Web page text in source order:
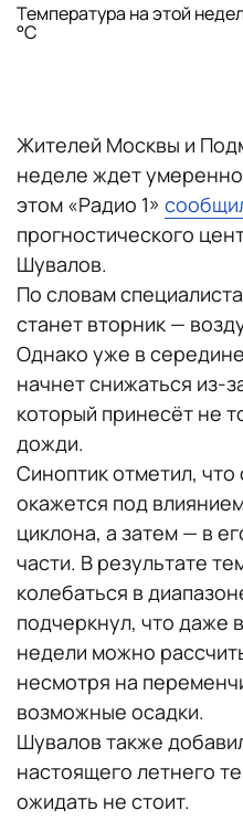
Температура на этой
°C
Жителей Москвы и
неделе ждет
этом «Радио 1»
прогностического
Шувалов.
По словам
станет вторник —
Однако уже в
начнет снижаться из-
который принесёт не
дожди.
Синоптик отметил, что
окажется под
циклона, а затем — в
части. В результате
колебаться в
подчеркнул, что даже
недели можно
несмотря на
возможные осадки.
Шувалов также
настоящего летнего
ожидать не стоит.